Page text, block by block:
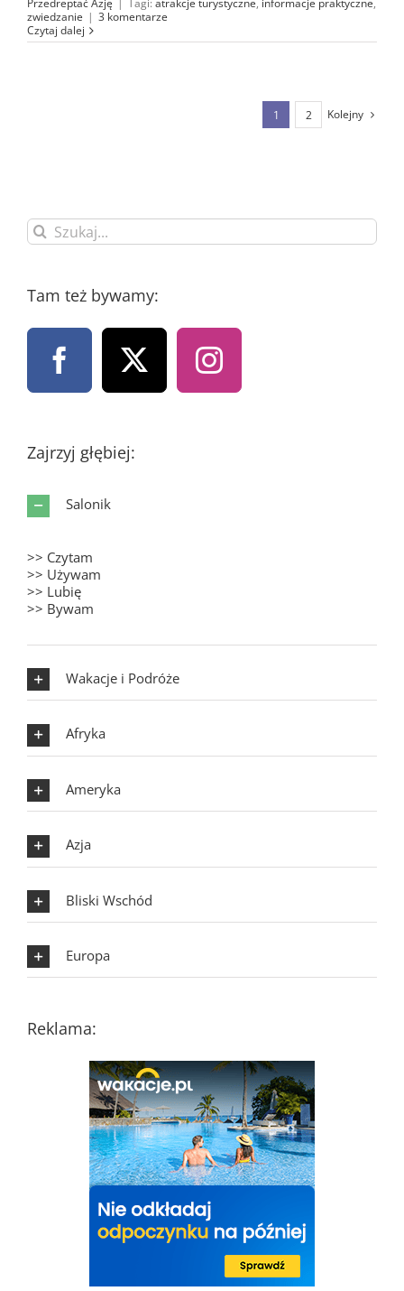
Przedreptać Azję Tagi: atrakcje turystyczne, informacje praktyczne,
zwiedzanie | 3 komentarze
Czytaj dalej
1 2 Kolejny
Szukaj
Tam też bywamy:
Zajrzyj głębiej:
Salonik
>> Czytam
>> Używam
>> Lubię
>> Bywam
Wakacje i Podróże
Afryka
Ameryka
Azja
Bliski Wschód
Europa
Reklama: